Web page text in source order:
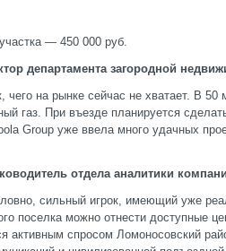
— 450 000 руб.
департамента загородной
чего на рынке сейчас не хватает. В
газ. При въезде планируется
Group уже ввела много удачных
отдела аналитики
сильный игрок, имеющий уже
поселка можно отнести доступные
активным спросом Ломоносовский